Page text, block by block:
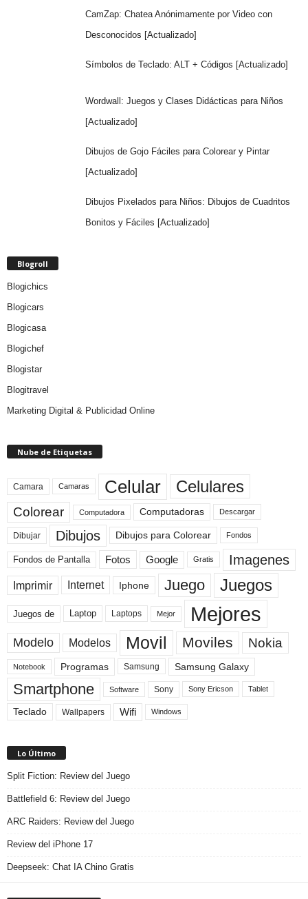
CamZap: Chatea Anónimamente por Video con
Desconocidos [Actualizado]
Símbolos de Teclado: ALT + Códigos [Actualizado]
Wordwall: Juegos y Clases Didácticas para Niños
[Actualizado]
Dibujos de Gojo Fáciles para Colorear y Pintar
[Actualizado]
Dibujos Pixelados para Niños: Dibujos de Cuadritos
Bonitos y Fáciles [Actualizado]
Blogroll
Blogichics
Blogicars
Blogicasa
Blogichef
Blogistar
Blogitravel
Marketing Digital & Publicidad Online
Nube de Etiquetas
Camara Camaras Celular Celulares
Colorear Computadora Computadoras Descargar
Dibujar Dibujos Dibujos para Colorear Fondos
Fondos de Pantalla Fotos Google Gratis Imagenes
Imprimir Internet Iphone Juego Juegos
Juegos de Laptop Laptops Mejor Mejores
Modelo Modelos Movil Moviles Nokia
Notebook Programas Samsung Samsung Galaxy
Smartphone Software Sony Sony Ericson Tablet
Teclado Wallpapers Wifi Windows
Lo Último
Split Fiction: Review del Juego
Battlefield 6: Review del Juego
ARC Raiders: Review del Juego
Review del iPhone 17
Deepseek: Chat IA Chino Gratis